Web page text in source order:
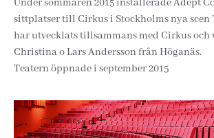
Under sommaren 2015 installerade Adept
sittplatser till Cirkus i Stockholms nya scen
har utvecklats tillsammans med Cirkus och
Christina o Lars Andersson från Höganäs.
Teatern öppnade i september 2015